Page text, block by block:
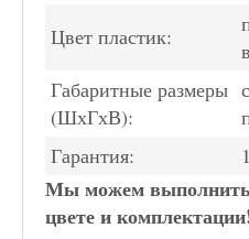
Цвет пластик:
Габаритные размеры
(ШхГхВ):
Гарантия:
Мы можем
цвете и